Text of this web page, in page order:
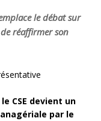
le débat sur
réaffirmer son
le CSE devient un
par le